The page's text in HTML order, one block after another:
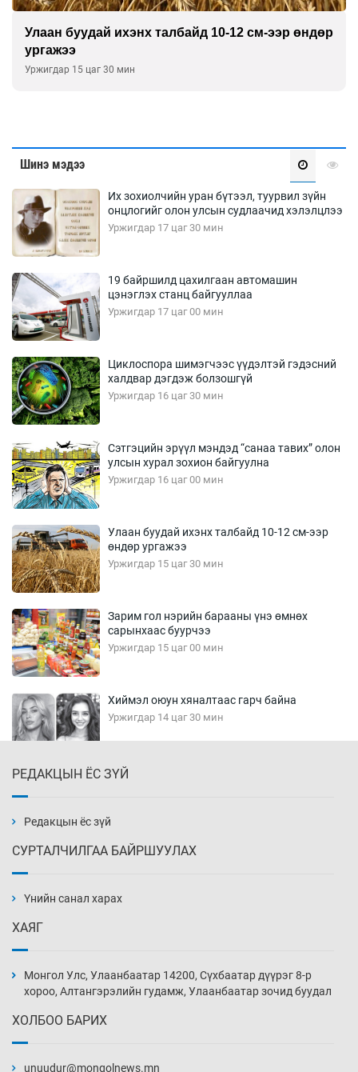
Улаан буудай ихэнх талбайд 10-12 см-ээр өндөр
ургажээ
Уржигдар 15 цаг 30 мин
Шинэ мэдээ
Их зохиолчийн уран бүтээл, туурвил зүйн
онцлогийг олон улсын судлаачид хэлэлцлээ
Уржигдар 17 цаг 30 мин
19 байршилд цахилгаан автомашин
цэнэглэх станц байгууллаа
Уржигдар 17 цаг 00 мин
Циклоспора шимэгчээс үүдэлтэй гэдэсний
халдвар дэгдэж болзошгүй
Уржигдар 16 цаг 30 мин
Сэтгэцийн эрүүл мэндэд “санаа тавих” олон
улсын хурал зохион байгуулна
Уржигдар 16 цаг 00 мин
Улаан буудай ихэнх талбайд 10-12 см-ээр
өндөр ургажээ
Уржигдар 15 цаг 30 мин
Зарим гол нэрийн барааны үнэ өмнөх
сарынхаас буурчээ
Уржигдар 15 цаг 00 мин
Хиймэл оюун хяналтаас гарч байна
Уржигдар 14 цаг 30 мин
Уржигдар 14 цаг 00 мин
нэмэгджээ
Уржигдар 13 цаг 30 мин
Уржигдар 13 цаг 00 мин
РЕДАКЦЫН ЁС ЗҮЙ
Редакцын ёс зүй
СУРТАЛЧИЛГАА БАЙРШУУЛАХ
Үнийн санал харах
ХАЯГ
Монгол Улс, Улаанбаатар 14200, Сүхбаатар дүүрэг 8-р
хороо, Алтангэрэлийн гудамж, Улаанбаатар зочид буудал
ХОЛБОО БАРИХ
unuudur@mongolnews.mn